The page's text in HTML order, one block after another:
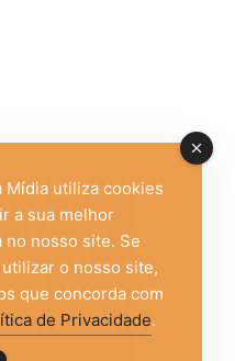
Mídia utiliza cookies
a sua melhor
nosso site. Se
o nosso site,
que concorda com
de Privacidade.